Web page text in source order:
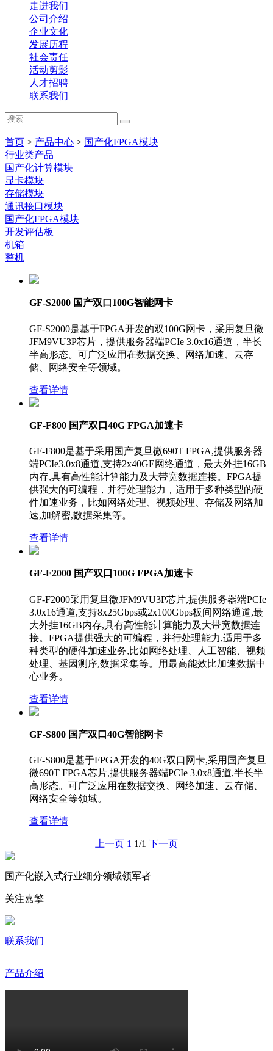
走进我们
公司介绍
企业文化
发展历程
社会责任
活动剪影
人才招聘
联系我们
首页 > 产品中心 > 国产化FPGA模块
行业类产品
国产化计算模块
显卡模块
存储模块
通讯接口模块
国产化FPGA模块
开发评估板
机箱
整机
GF-S2000 国产双口100G智能网卡
GF-S2000是基于FPGA开发的双100G网卡，采用复旦微
JFM9VU3P芯片，提供服务器端PCIe 3.0x16通道，半长
半高形态。可广泛应用在数据交换、网络加速、云存
储、网络安全等领域。
查看详情
GF-F800 国产双口40G FPGA加速卡
GF-F800是基于采用国产复旦微690T FPGA,提供服务器
端PCIe3.0x8通道,支持2x40GE网络通道，最大外挂16GB
内存,具有高性能计算能力及大带宽数据连接。FPGA提
供强大的可编程，并行处理能力，适用于多种类型的硬
件加速业务，比如网络处理、视频处理、存储及网络加
速,加解密,数据采集等。
查看详情
GF-F2000 国产双口100G FPGA加速卡
GF-F2000采用复旦微JFM9VU3P芯片,提供服务器端PCIe
3.0x16通道,支持8x25Gbps或2x100Gbps板间网络通道,最
大外挂16GB内存,具有高性能计算能力及大带宽数据连
接。FPGA提供强大的可编程，并行处理能力,适用于多
种类型的硬件加速业务,比如网络处理、人工智能、视频
处理、基因测序,数据采集等。用最高能效比加速数据中
心业务。
查看详情
GF-S800 国产双口40G智能网卡
GF-S800是基于FPGA开发的40G双口网卡,采用国产复旦
微690T FPGA芯片,提供服务器端PCIe 3.0x8通道,半长半
高形态。可广泛应用在数据交换、网络加速、云存储、
网络安全等领域。
查看详情
上一页 1 1/1 下一页
国产化嵌入式行业细分领域领军者
关注嘉擎
联系我们
产品介绍